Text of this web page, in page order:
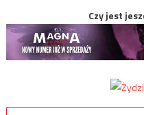
Czy jest